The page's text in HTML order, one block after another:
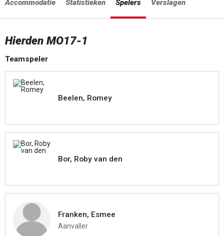
Accommodatie Statistieken Spelers Verslagen
Hierden MO17-1
Teamspeler
Beelen, Romey
Bor, Roby van den
Franken, Esmee
Aanvaller